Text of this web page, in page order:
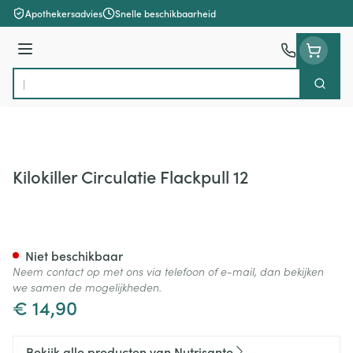
Ga naar de inhoud
Apothekersadvies Snelle beschikbaarheid
Menu
Product, merk, categorie...
Zoek
Kilokiller Circulatie Flackpull 12
€ 14,90
Niet beschikbaar
Neem contact op met ons via telefoon of e-mail, dan bekijken
we samen de mogelijkheden.